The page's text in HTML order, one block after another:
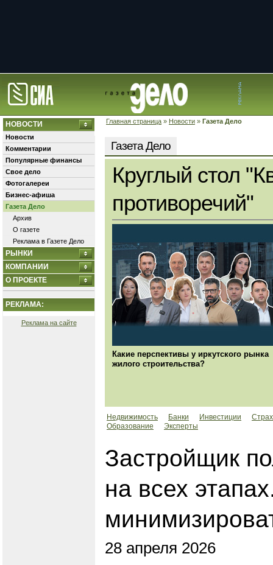
Главная страница » Новости » Газета Дело
НОВОСТИ
Новости
Комментарии
Популярные финансы
Свое дело
Фотогалереи
Бизнес-афиша
Газета Дело
Архив
О газете
Реклама в Газете Дело
РЫНКИ
КОМПАНИИ
О ПРОЕКТЕ
РЕКЛАМА:
Реклама на сайте
Газета Дело
Круглый стол
противоречий"
Какие перспективы у иркутского рынка
жилого строительства?
Недвижимость Банки Инвестиции
Образование
Эксперты
Застройщик
на всех
28 апреля 2026